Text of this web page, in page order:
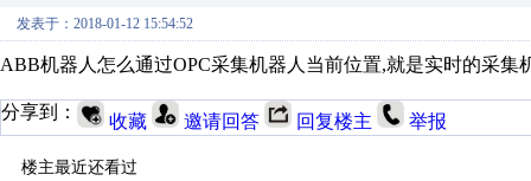
发表于：2018-01-12 15:54:52
ABB机器人怎么通过OPC采集机器人当前位置,就是实时的采集
分享到： 收藏 邀请回答 回复楼主 举报
楼主最近还看过